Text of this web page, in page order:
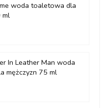
woda toaletowa dla
ml
In Leather Man woda
mężczyzn 75 ml